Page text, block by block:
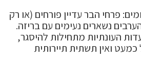
פרחי הבר עדיין פורחים (או רק
נשארים נעימים עם בריזה.
העונתיות מתחילות להיסגר,
ואין תשתית תיירותית